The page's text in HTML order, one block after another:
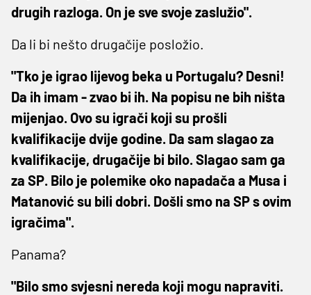
drugih razloga. On je sve svoje zaslužio".
Da li bi nešto drugačije posložio.
"Tko je igrao lijevog beka u Portugalu? Desni!
Da ih imam - zvao bi ih. Na popisu ne bih ništa
mijenjao. Ovo su igrači koji su prošli
kvalifikacije dvije godine. Da sam slagao za
kvalifikacije, drugačije bi bilo. Slagao sam ga
za SP. Bilo je polemike oko napadača a Musa i
Matanović su bili dobri. Došli smo na SP s ovim
igračima".
Panama?
"Bilo smo svjesni nereda koji mogu napraviti.